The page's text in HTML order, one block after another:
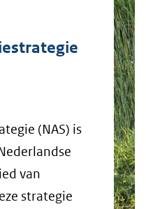
(NAS) is
van
strategie